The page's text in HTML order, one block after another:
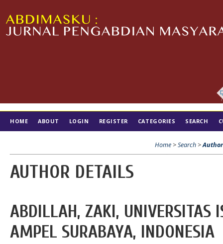
HOME ABOUT LOGIN REGISTER CATEGORIES SEARCH
Home >Search >
AUTHOR DETAILS
ABDILLAH, ZAKI, UNIVERSITAS
AMPEL SURABAYA, INDONESIA